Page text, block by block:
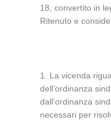
18, convertito in
Ritenuto e
1. La vicenda
dell’ordinanza
dall’ordinanza
necessari per